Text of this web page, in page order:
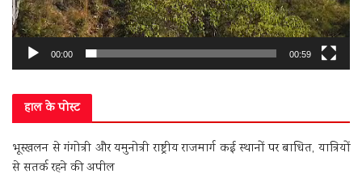
00:00 00:59
हाल के पोस्ट
भूस्खलन से गंगोत्री और यमुनोत्री राष्ट्रीय राजमार्ग कई स्थानों पर बाधित, यात्रियों
से सतर्क रहने की अपील